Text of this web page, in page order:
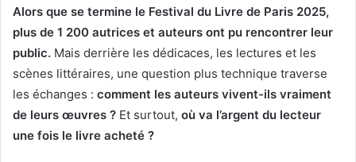
Alors que se termine le Festival du Livre de Paris 2025,
plus de 1 200 autrices et auteurs ont pu rencontrer leur
public. Mais derrière les dédicaces, les lectures et les
scènes littéraires, une question plus technique traverse
les échanges : comment les auteurs vivent-ils vraiment
de leurs œuvres ? Et surtout, où va l’argent du lecteur
une fois le livre acheté ?